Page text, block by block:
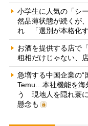
小学生に人気の「シ
然品薄状態が続くが
れ 「選別が本格化す
お酒を提供する店で
粗相だけじゃない、
急増する中国企業の“
Temu…本社機能を海
う 現地人を隠れ蓑
懸念も